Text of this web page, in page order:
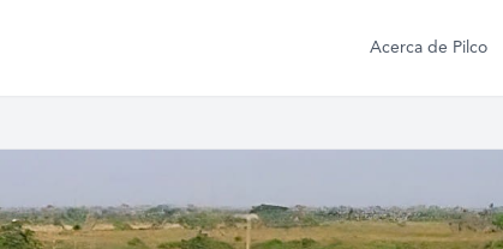
Acerca de Pilco